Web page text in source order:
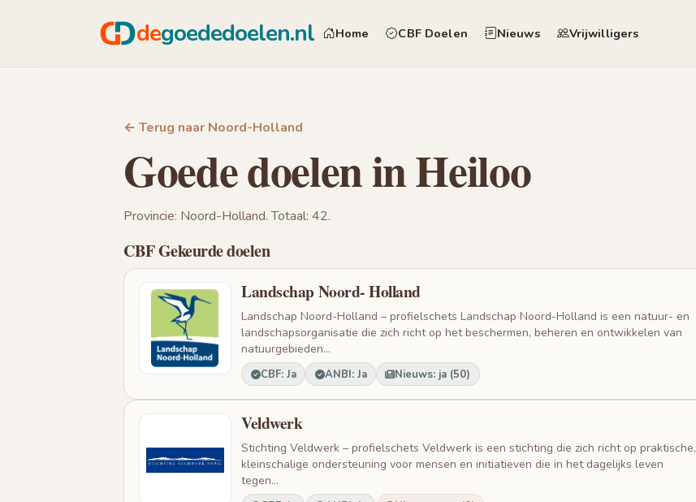
degoededoelen.nl Home CBF Doelen Nieuws Vrijwilligers
← Terug naar Noord-Holland
Goede doelen in Heiloo
Provincie: Noord-Holland. Totaal: 42.
CBF Gekeurde doelen
Landschap Noord- Holland
Landschap Noord-Holland – profielschets Landschap Noord-Holland is een natuur- en
landschapsorganisatie die zich richt op het beschermen, beheren en ontwikkelen van
natuurgebieden...
CBF: Ja ANBI: Ja Nieuws: ja (50)
Veldwerk
Stichting Veldwerk – profielschets Veldwerk is een stichting die zich richt op praktische,
kleinschalige ondersteuning voor mensen en initiatieven die in het dagelijks leven
tegen...